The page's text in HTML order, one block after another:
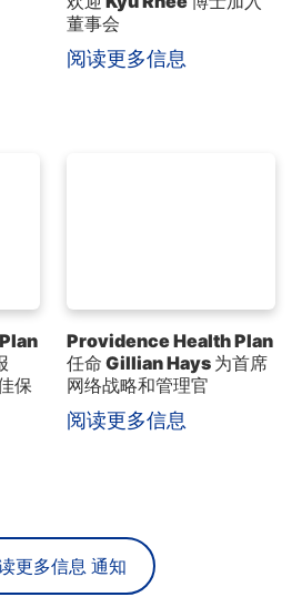
董事会
阅读更多信息
保
Providence Health Plan
任命 Gillian Hays 为首席
网络战略和管理官
阅读更多信息
更多信息 通知